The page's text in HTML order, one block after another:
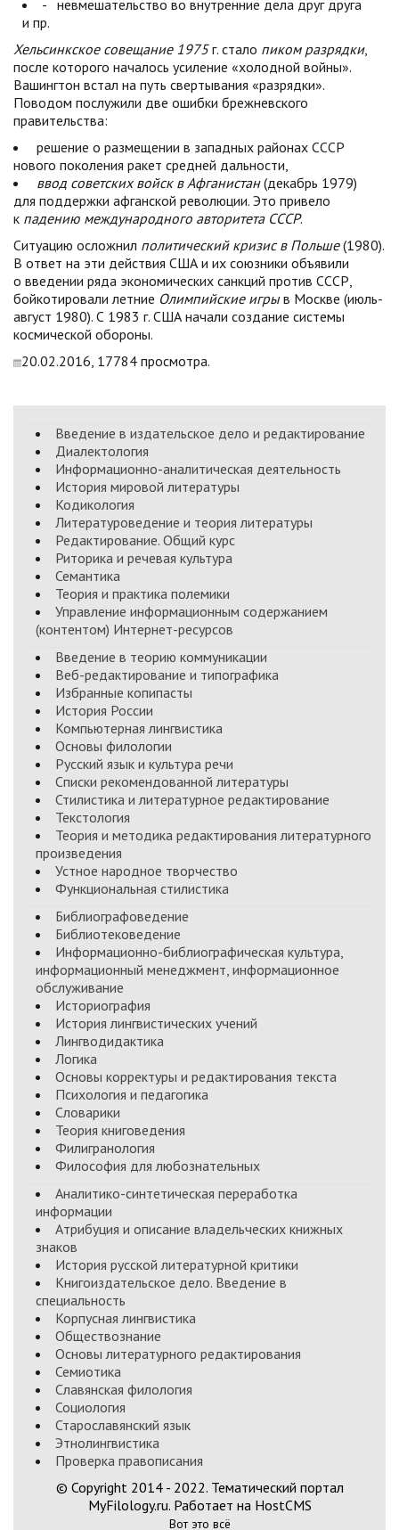
- невмешательство во внутренние дела друг друга
и пр.
Хельсинкское совещание 1975г. стало пиком разрядки,
после которого началось усиление «холодной войны».
Вашингтон встал на путь свертывания «разрядки».
Поводом послужили две ошибки брежневского
правительства:
решение о размещении в западных районах СССР
нового поколения ракет средней дальности,
ввод советских войск в Афганистан(декабрь 1979)
для поддержки афганской революции. Это привело
к падению международного авторитета СССР.
Ситуацию осложнил политический кризис в Польше(1980).
В ответ на эти действия США и их союзники объявили
о введении ряда экономических санкций против СССР,
бойкотировали летние Олимпийские игрыв Москве (июль-
август 1980). С 1983 г. США начали создание системы
космической обороны.
20.02.2016, 17784 просмотра.
Введение в издательское дело и редактирование
Диалектология
Информационно-аналитическая деятельность
История мировой литературы
Кодикология
Литературоведение и теория литературы
Редактирование. Общий курс
Риторика и речевая культура
Семантика
Теория и практика полемики
Управление информационным содержанием
(контентом) Интернет-ресурсов
Введение в теорию коммуникации
Веб-редактирование и типографика
Избранные копипасты
История России
Компьютерная лингвистика
Основы филологии
Русский язык и культура речи
Списки рекомендованной литературы
Стилистика и литературное редактирование
Текстология
Теория и методика редактирования литературного
произведения
Устное народное творчество
Функциональная стилистика
Библиографоведение
Библиотековедение
Информационно-библиографическая культура,
информационный менеджмент, информационное
обслуживание
Историография
История лингвистических учений
Лингводидактика
Логика
Основы корректуры и редактирования текста
Психология и педагогика
Словарики
Теория книговедения
Филигранология
Философия для любознательных
Аналитико-синтетическая переработка
информации
Атрибуция и описание владельческих книжных
знаков
История русской литературной критики
Книгоиздательское дело. Введение в
специальность
Корпусная лингвистика
Обществознание
Основы литературного редактирования
Семиотика
Славянская филология
Социология
Старославянский язык
Этнолингвистика
Проверка правописания
© Copyright 2014 - 2022. Тематический портал
MyFilology.ru. Работает на HostCMS
Вот это всё